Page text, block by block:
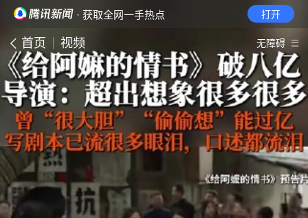
· 获取全网一手热点 打开
首页 视频 无障碍